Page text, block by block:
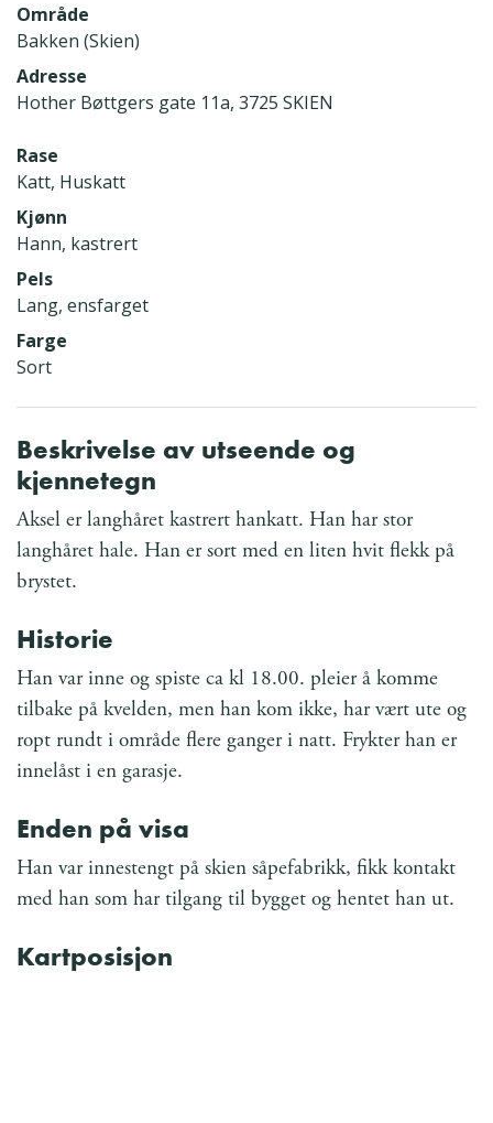
Område
Bakken (Skien)
Adresse
Hother Bøttgers gate 11a, 3725 SKIEN
Rase
Katt, Huskatt
Kjønn
Hann, kastrert
Pels
Lang, ensfarget
Farge
Sort
Beskrivelse av utseende og
kjennetegn
Aksel er langhåret kastrert hankatt. Han har stor
langhåret hale. Han er sort med en liten hvit flekk på
brystet.
Historie
Han var inne og spiste ca kl 18.00. pleier å komme
tilbake på kvelden, men han kom ikke, har vært ute og
ropt rundt i område flere ganger i natt. Frykter han er
innelåst i en garasje.
Enden på visa
Han var innestengt på skien såpefabrikk, fikk kontakt
med han som har tilgang til bygget og hentet han ut.
Kartposisjon